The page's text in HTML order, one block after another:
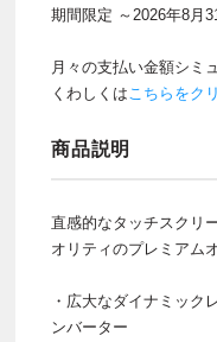
期間限定 ～2026年8月
月々の支払い金額シミ
くわしくはこちらをク
商品説明
直感的なタッチスクリ
オリティのプレミアム
・広大なダイナミック
ンバーター